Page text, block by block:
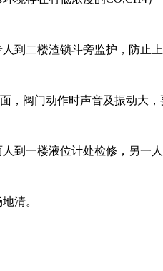
到二楼渣锁斗旁监护，防止
，阀门动作时声音及振动大
到一楼液位计处检修，另一
清。